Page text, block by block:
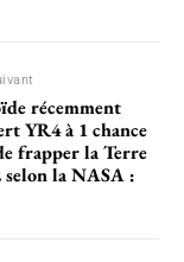
récemment
YR4 à 1 chance
frapper la Terre
selon la NASA :